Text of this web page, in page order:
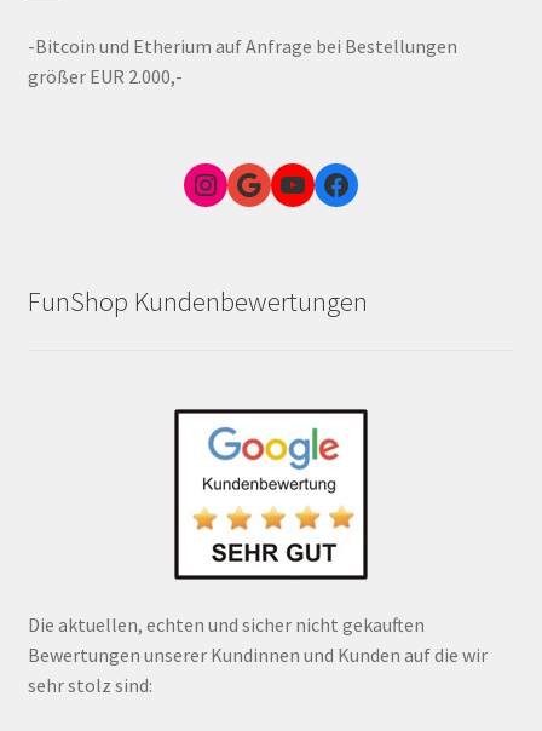
-Bitcoin und Etherium auf Anfrage bei Bestellungen
größer EUR 2.000,-
Instagram
Google Link zum FunShop WienYouTubeFacebook
FunShop Kundenbewertungen
Die aktuellen, echten und sicher nicht gekauften
Bewertungen unserer Kundinnen und Kunden auf die wir
sehr stolz sind: